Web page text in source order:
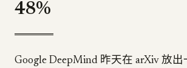
48%
Google DeepMind 昨天在 arXiv 放